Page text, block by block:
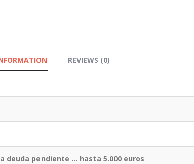
REVIEWS (0)
deuda pendiente … hasta 5.000 euros